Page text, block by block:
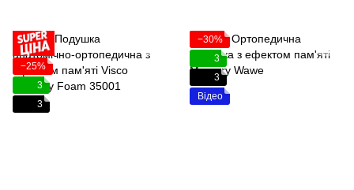
−25%
3
3
−30%
3
3
Відео